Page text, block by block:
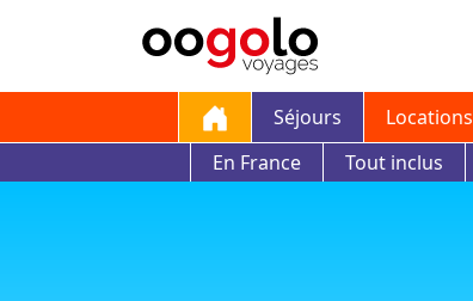
Séjours Locations
En France
Tout inclus